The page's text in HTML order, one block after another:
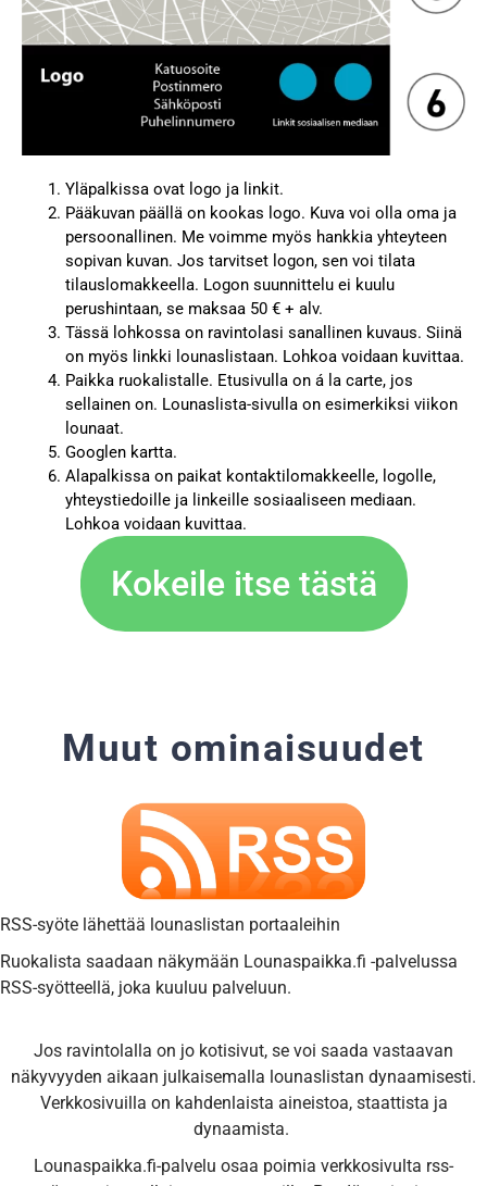
Yläpalkissa ovat logo ja linkit.
Pääkuvan päällä on kookas logo. Kuva voi olla oma ja
persoonallinen. Me voimme myös hankkia yhteyteen
sopivan kuvan. Jos tarvitset logon, sen voi tilata
tilauslomakkeella. Logon suunnittelu ei kuulu
perushintaan, se maksaa 50 € + alv.
Tässä lohkossa on ravintolasi sanallinen kuvaus. Siinä
on myös linkki lounaslistaan. Lohkoa voidaan kuvittaa.
Paikka ruokalistalle. Etusivulla on á la carte, jos
sellainen on. Lounaslista-sivulla on esimerkiksi viikon
lounaat.
Googlen kartta.
Alapalkissa on paikat kontaktilomakkeelle, logolle,
yhteystiedoille ja linkeille sosiaaliseen mediaan.
Lohkoa voidaan kuvittaa.
Kokeile itse tästä
Muut ominaisuudet
RSS-syöte lähettää lounaslistan portaaleihin
Ruokalista saadaan näkymään Lounaspaikka.fi -palvelussa
RSS-syötteellä, joka kuuluu palveluun.
Jos ravintolalla on jo kotisivut, se voi saada vastaavan
näkyvyyden aikaan julkaisemalla lounaslistan dynaamisesti.
Verkkosivuilla on kahdenlaista aineistoa, staattista ja
dynaamista.
Lounaspaikka.fi-palvelu osaa poimia verkkosivulta rss-